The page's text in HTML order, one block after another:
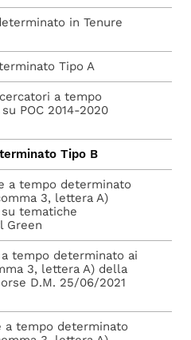
in Tenure
Tipo A
a tempo
POC 2014-2020
Tipo B
a tempo determinato
3, lettera A)
tematiche
Green
tempo determinato ai
3, lettera A) della
D.M. 25/06/2021
a tempo determinato